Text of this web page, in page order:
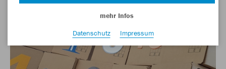
mehr Infos
Datenschutz
Impressum